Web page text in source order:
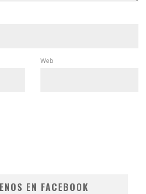
Web
EN FACEBOOK